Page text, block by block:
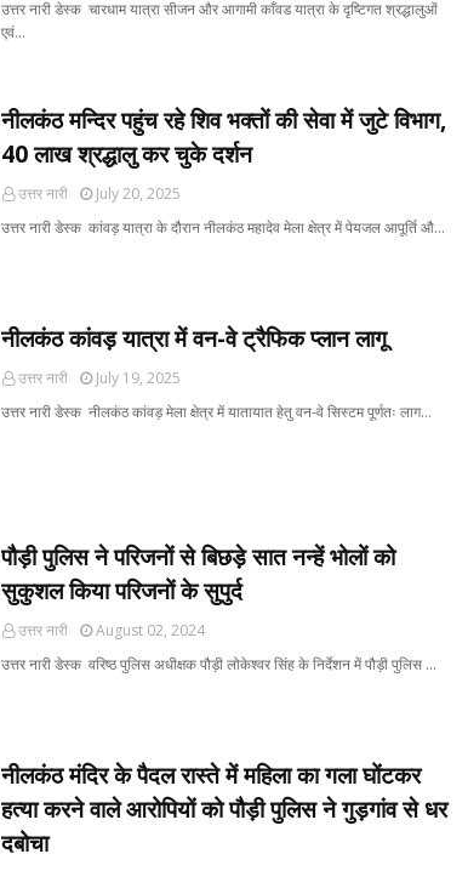
उत्तर नारी डेस्क चारधाम यात्रा सीजन और आगामी काँवड यात्रा के दृष्टिगत श्रद्धालुओं
एवं…
नीलकंठ मन्दिर पहुंच रहे शिव भक्तों की सेवा में जुटे विभाग,
40 लाख श्रद्धालु कर चुके दर्शन
उत्तर नारी
July 20, 2025
उत्तर नारी डेस्क कांवड़ यात्रा के दौरान नीलकंठ महादेव मेला क्षेत्र में पेयजल आपूर्ति औ…
नीलकंठ कांवड़ यात्रा में वन-वे ट्रैफिक प्लान लागू
उत्तर नारी
July 19, 2025
उत्तर नारी डेस्क नीलकंठ कांवड़ मेला क्षेत्र में यातायात हेतु वन-वे सिस्टम पूर्णतः लाग…
पौड़ी पुलिस ने परिजनों से बिछड़े सात नन्हें भोलों को
सुकुशल किया परिजनों के सुपुर्द
उत्तर नारी
August 02, 2024
उत्तर नारी डेस्क वरिष्ठ पुलिस अधीक्षक पौड़ी लोकेश्वर सिंह के निर्देशन में पौड़ी पुलिस …
नीलकंठ मंदिर के पैदल रास्ते में महिला का गला घोंटकर
हत्या करने वाले आरोपियों को पौड़ी पुलिस ने गुड़गांव से धर
दबोचा